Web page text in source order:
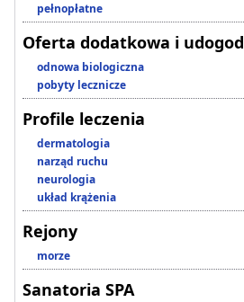
pełnopłatne
Oferta dodatkowa i
odnowa biologiczna
pobyty lecznicze
Profile leczenia
dermatologia
narząd ruchu
neurologia
układ krążenia
Rejony
morze
Sanatoria SPA